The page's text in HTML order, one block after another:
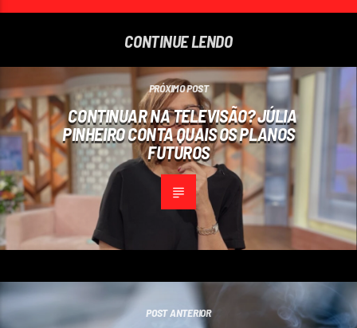
CONTINUE LENDO
PRÓXIMO POST
CONTINUAR NA TELEVISÃO? JÚLIA
PINHEIRO CONTA QUAIS OS PLANOS
FUTUROS
POST ANTERIOR